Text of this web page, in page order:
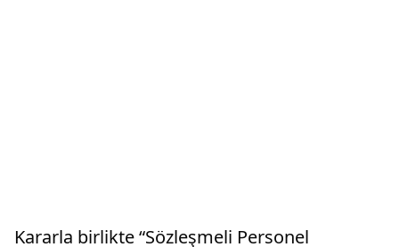
Kararla birlikte “Sözleşmeli Personel